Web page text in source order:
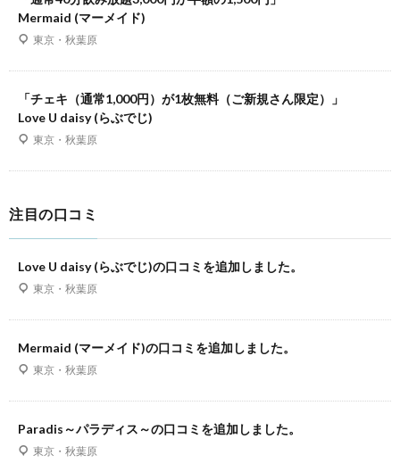
Mermaid (マーメイド)
東京・秋葉原
「チェキ（通常1,000円）が1枚無料（ご新規さん限定）」
Love U daisy (らぶでじ)
東京・秋葉原
注目の口コミ
Love U daisy (らぶでじ)の口コミを追加しました。
東京・秋葉原
Mermaid (マーメイド)の口コミを追加しました。
東京・秋葉原
Paradis～パラディス～の口コミを追加しました。
東京・秋葉原